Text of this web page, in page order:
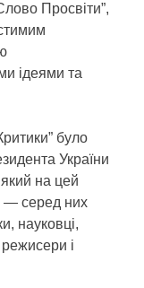
Просвіти”,
ідеями та
було
України
який на цей
— серед них
науковці,
і